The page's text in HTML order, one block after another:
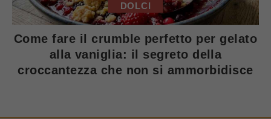
DOLCI
Come fare il crumble perfetto per gelato
alla vaniglia: il segreto della
croccantezza che non si ammorbidisce